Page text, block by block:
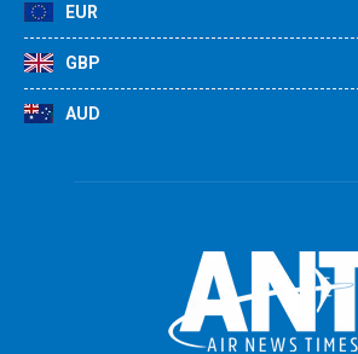
EUR
GBP
AUD